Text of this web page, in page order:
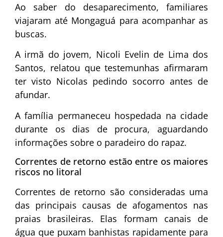
Ao saber do desaparecimento, familiares
viajaram até Mongaguá para acompanhar as
buscas.
A irmã do jovem, Nicoli Evelin de Lima dos
Santos, relatou que testemunhas afirmaram
ter visto Nicolas pedindo socorro antes de
afundar.
A família permaneceu hospedada na cidade
durante os dias de procura, aguardando
informações sobre o paradeiro do rapaz.
Correntes de retorno estão entre os maiores
riscos no litoral
Correntes de retorno são consideradas uma
das principais causas de afogamentos nas
praias brasileiras. Elas formam canais de
água que puxam banhistas rapidamente para